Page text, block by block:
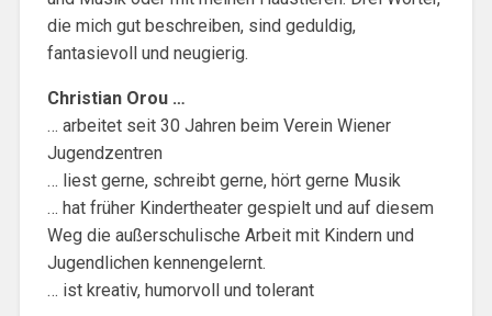
die mich gut beschreiben, sind geduldig,
fantasievoll und neugierig.
Christian Orou …
… arbeitet seit 30 Jahren beim Verein Wiener
Jugendzentren
… liest gerne, schreibt gerne, hört gerne Musik
… hat früher Kindertheater gespielt und auf diesem
Weg die außerschulische Arbeit mit Kindern und
Jugendlichen kennengelernt.
… ist kreativ, humorvoll und tolerant